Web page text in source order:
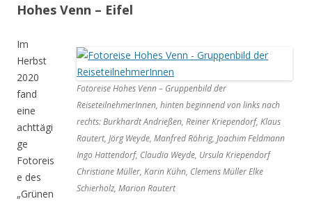
Hohes Venn – Eifel
Fotoreise Hohes Venn – Gruppenbild der
ReiseteilnehmerInnen, hinten beginnend von links nach
rechts: Burkhardt Andrießen, Reiner Kriependorf, Klaus
Rautert, Jörg Weyde, Manfred Röhrig, Joachim Feldmann
Ingo Hattendorf, Claudia Weyde, Ursula Kriependorf
Christiane Müller, Karin Kühn, Clemens Müller Elke
Schierholz, Marion Rautert
Im
Herbst
2020
fand
eine
achttägi
ge
Fotoreis
e des
„Grünen